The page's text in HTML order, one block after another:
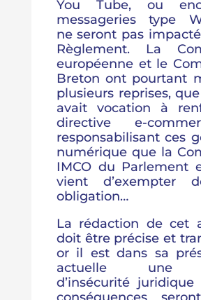
You Tube, ou
messageries type
ne seront pas
Règlement. La
européenne et le
Breton ont pourtant
plusieurs reprises,
avait vocation à
directive e-
responsabilisant ces
numérique que la
IMCO du Parlement
vient d’exempter
obligation…
La rédaction de cet
doit être précise et
or il est dans sa
actuelle une
d’insécurité